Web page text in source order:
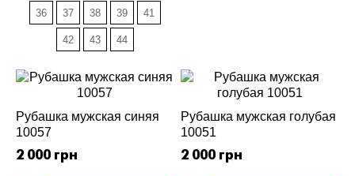
36
37 38 39 41
42 43 44
Рубашка мужская синяя
10057
2 000 грн
Рубашка мужская голубая
10051
2 000 грн